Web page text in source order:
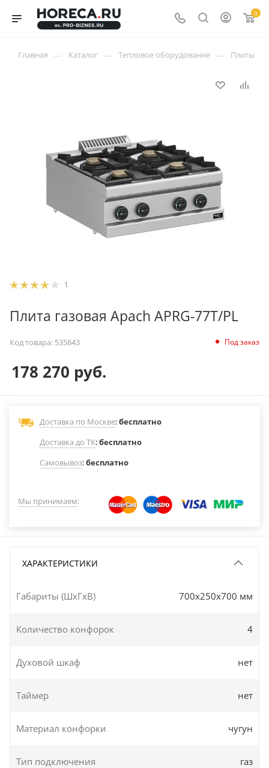
0
Главная — Каталог — Тепловое оборудование — Плиты
1
Плита газовая Apach APRG-77T/PL
Код товара: 535843 Под заказ
178 270 руб.
Доставка по Москве:бесплатно
Доставка до ТК:бесплатно
Самовывоз:бесплатно
Мы принимаем:
ХАРАКТЕРИСТИКИ
Габариты (ШxГxВ) 700x250x700 мм
Количество конфорок 4
Духовой шкаф нет
Таймер нет
Материал конфорки чугун
Тип подключения газ